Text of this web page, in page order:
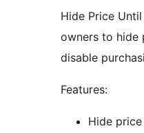
Hide Price
owners to hide
disable
Features:
Hide